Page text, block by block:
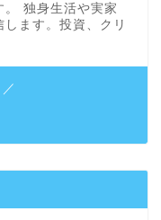
。 独身生活や実家
ます。投資、クリ